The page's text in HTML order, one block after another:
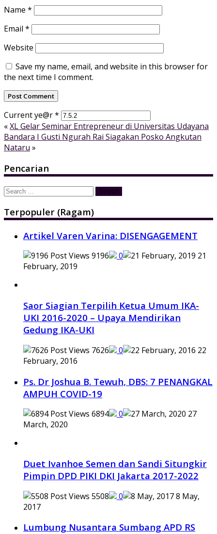
Name *
Email *
Website
Save my name, email, and website in this browser for
the next time I comment.
Current ye@r*
«XL Gelar Seminar Entrepreneur di Universitas Udayana
Bandara I Gusti Ngurah Rai Siagakan Posko Angkutan
Nataru »
Pencarian
Search
Terpopuler (Ragam)
Artikel Varen Varina: DISENGAGEMENT
9196 0
21
February, 2019
Saor Siagian Terpilih Ketua Umum IKA-
UKI 2016-2020 – Upaya Mendirikan
Gedung IKA-UKI
7626 0
22
February, 2016
Ps. Dr Joshua B. Tewuh, DBS: 7 PENANGKAL
AMPUH COVID-19
6894 0
27
March, 2020
Duet Ivanhoe Semen dan Sandi Situngkir
Pimpin DPD PIKI DKI Jakarta 2017-2022
5508 0
8 May,
2017
Lumbung Nusantara Sumbang APD RS